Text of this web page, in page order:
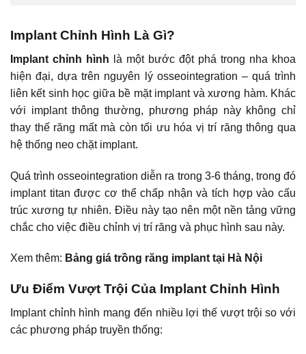
Implant Chỉnh Hình Là Gì?
Implant chỉnh hình là một bước đột phá trong nha khoa
hiện đại, dựa trên nguyên lý osseointegration – quá trình
liên kết sinh học giữa bề mặt implant và xương hàm. Khác
với implant thông thường, phương pháp này không chỉ
thay thế răng mất mà còn tối ưu hóa vị trí răng thông qua
hệ thống neo chặt implant.
Quá trình osseointegration diễn ra trong 3-6 tháng, trong đó
implant titan được cơ thể chấp nhận và tích hợp vào cấu
trúc xương tự nhiên. Điều này tạo nên một nền tảng vững
chắc cho việc điều chỉnh vị trí răng và phục hình sau này.
Xem thêm: Bảng giá trồng răng implant tại Hà Nội
Ưu Điểm Vượt Trội Của Implant Chỉnh Hình
Implant chỉnh hình mang đến nhiều lợi thế vượt trội so với
các phương pháp truyền thống: